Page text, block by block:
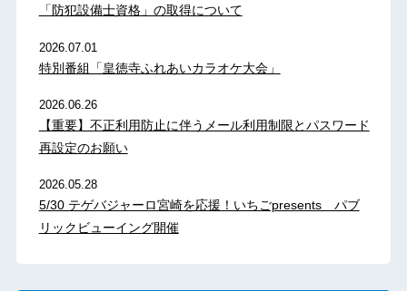
「防犯設備士資格」の取得について
2026.07.01
特別番組「皇徳寺ふれあいカラオケ大会」
2026.06.26
【重要】不正利用防止に伴うメール利用制限とパスワード
再設定のお願い
2026.05.28
5/30 テゲバジャーロ宮崎を応援！いちごpresents パブ
リックビューイング開催